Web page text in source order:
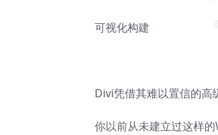
可视化构建
Divi凭借其难以置信的
你以前从未建立过这样